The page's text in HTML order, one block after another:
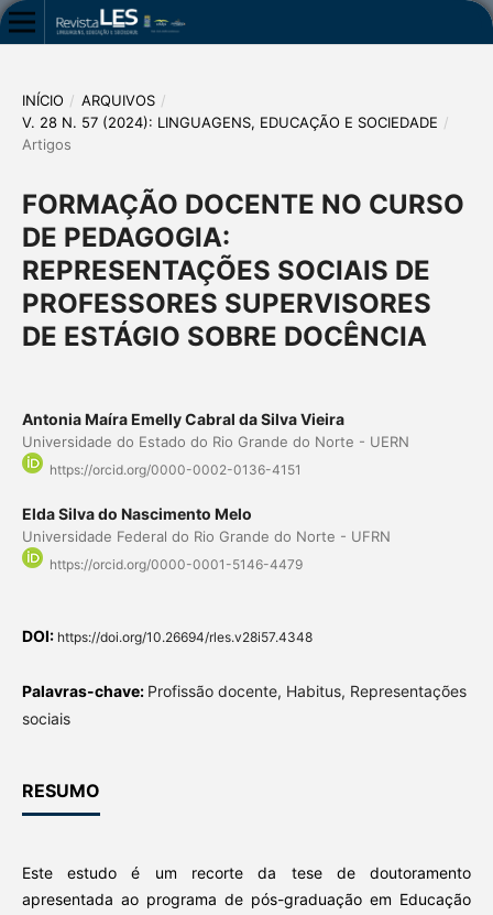
INÍCIO / ARQUIVOS /
V. 28 N. 57 (2024): LINGUAGENS, EDUCAÇÃO E SOCIEDADE /
Artigos
FORMAÇÃO DOCENTE NO CURSO
DE PEDAGOGIA:
REPRESENTAÇÕES SOCIAIS DE
PROFESSORES SUPERVISORES
DE ESTÁGIO SOBRE DOCÊNCIA
Antonia Maíra Emelly Cabral da Silva Vieira
Universidade do Estado do Rio Grande do Norte - UERN
https://orcid.org/0000-0002-0136-4151
Elda Silva do Nascimento Melo
Universidade Federal do Rio Grande do Norte - UFRN
https://orcid.org/0000-0001-5146-4479
DOI: https://doi.org/10.26694/rles.v28i57.4348
Palavras-chave: Profissão docente, Habitus, Representações
sociais
RESUMO
Este estudo é um recorte da tese de doutoramento
apresentada ao programa de pós-graduação em Educação